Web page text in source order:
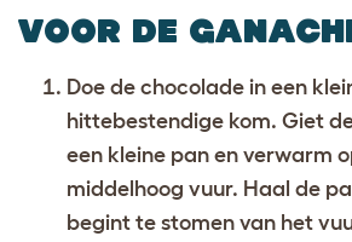
VOOR DE
Doe de chocolade in een
hittebestendige kom. Giet
een kleine pan en verwarm
middelhoog vuur. Haal de
begint te stomen van het